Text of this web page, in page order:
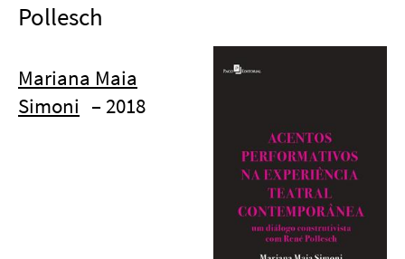
Pollesch
Mariana Maia
Simoni – 2018